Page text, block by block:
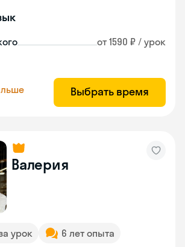
от 1590 ₽ / урок
Выбрать время
Валерия
урок 6 лет опыта